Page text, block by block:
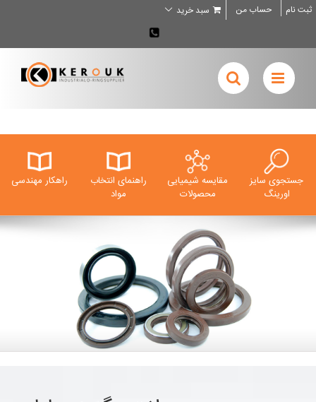
Skip
to
ثبت نام حساب من سبد خرید
02636707898
جستجوی سایز
اورینگ
مقایسه شیمیایی
محصولات
راهنمای انتخاب
مواد
راهکار مهندسی